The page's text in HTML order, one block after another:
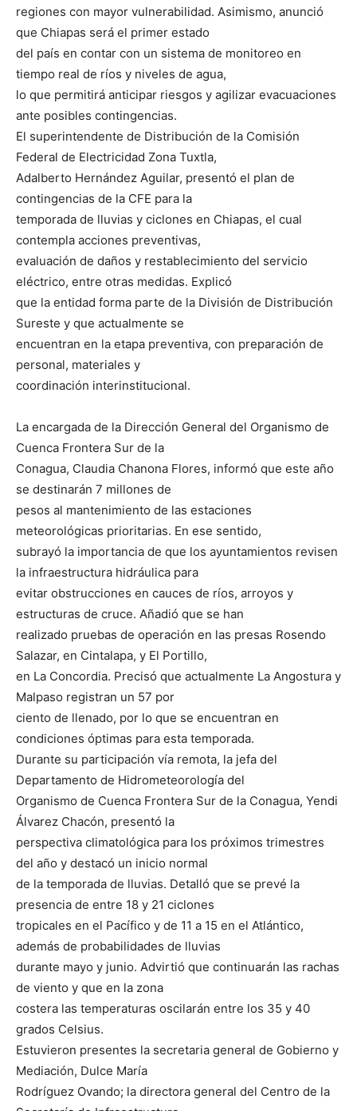
regiones con mayor vulnerabilidad. Asimismo, anunció
que Chiapas será el primer estado
del país en contar con un sistema de monitoreo en
tiempo real de ríos y niveles de agua,
lo que permitirá anticipar riesgos y agilizar evacuaciones
ante posibles contingencias.
El superintendente de Distribución de la Comisión
Federal de Electricidad Zona Tuxtla,
Adalberto Hernández Aguilar, presentó el plan de
contingencias de la CFE para la
temporada de lluvias y ciclones en Chiapas, el cual
contempla acciones preventivas,
evaluación de daños y restablecimiento del servicio
eléctrico, entre otras medidas. Explicó
que la entidad forma parte de la División de Distribución
Sureste y que actualmente se
encuentran en la etapa preventiva, con preparación de
personal, materiales y
coordinación interinstitucional.
La encargada de la Dirección General del Organismo de
Cuenca Frontera Sur de la
Conagua, Claudia Chanona Flores, informó que este año
se destinarán 7 millones de
pesos al mantenimiento de las estaciones
meteorológicas prioritarias. En ese sentido,
subrayó la importancia de que los ayuntamientos revisen
la infraestructura hidráulica para
evitar obstrucciones en cauces de ríos, arroyos y
estructuras de cruce. Añadió que se han
realizado pruebas de operación en las presas Rosendo
Salazar, en Cintalapa, y El Portillo,
en La Concordia. Precisó que actualmente La Angostura y
Malpaso registran un 57 por
ciento de llenado, por lo que se encuentran en
condiciones óptimas para esta temporada.
Durante su participación vía remota, la jefa del
Departamento de Hidrometeorología del
Organismo de Cuenca Frontera Sur de la Conagua, Yendi
Álvarez Chacón, presentó la
perspectiva climatológica para los próximos trimestres
del año y destacó un inicio normal
de la temporada de lluvias. Detalló que se prevé la
presencia de entre 18 y 21 ciclones
tropicales en el Pacífico y de 11 a 15 en el Atlántico,
además de probabilidades de lluvias
durante mayo y junio. Advirtió que continuarán las rachas
de viento y que en la zona
costera las temperaturas oscilarán entre los 35 y 40
grados Celsius.
Estuvieron presentes la secretaria general de Gobierno y
Mediación, Dulce María
Rodríguez Ovando; la directora general del Centro de la